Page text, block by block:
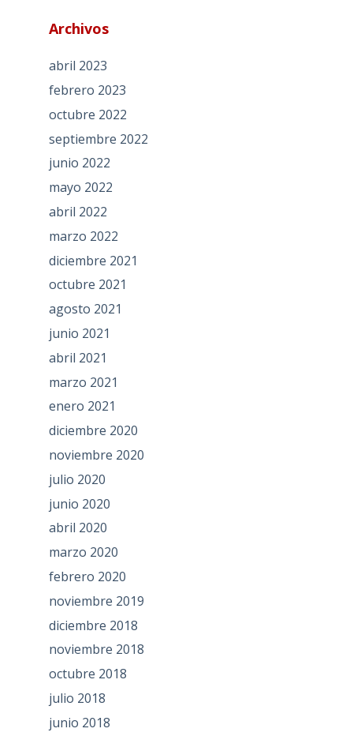
Archivos
abril 2023
febrero 2023
octubre 2022
septiembre 2022
junio 2022
mayo 2022
abril 2022
marzo 2022
diciembre 2021
octubre 2021
agosto 2021
junio 2021
abril 2021
marzo 2021
enero 2021
diciembre 2020
noviembre 2020
julio 2020
junio 2020
abril 2020
marzo 2020
febrero 2020
noviembre 2019
diciembre 2018
noviembre 2018
octubre 2018
julio 2018
junio 2018